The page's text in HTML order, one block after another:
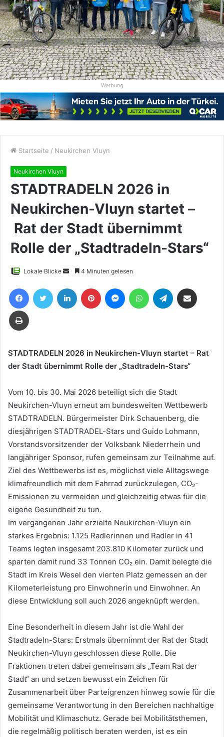
Werbung
Startseite / Neukirchen Vluyn
Neukirchen Vluyn
STADTRADELN 2026 in
Neukirchen-Vluyn startet –
Rat der Stadt übernimmt
Rolle der „Stadtradeln-Stars“
Lokale Blicke
Sende
eine
E-
4 Minuten gelesen
FacebookTwitter LinkedIn Pinterest MessengerWhatsAppTelegram
Drucken
STADTRADELN 2026 in Neukirchen-Vluyn startet – Rat
der Stadt übernimmt Rolle der „Stadtradeln-Stars“
Vom 10. bis 30. Mai 2026 beteiligt sich die Stadt
Neukirchen-Vluyn erneut am bundesweiten Wettbewerb
STADTRADELN. Bürgermeister Dirk Schauenberg, die
diesjährigen STADTRADEL-Stars und Guido Lohmann,
Vorstandsvorsitzender der Volksbank Niederrhein und
langjähriger Sponsor, rufen gemeinsam zur Teilnahme auf.
Ziel des Wettbewerbs ist es, möglichst viele Alltagswege
klimafreundlich mit dem Fahrrad zurückzulegen, CO₂-
Emissionen zu vermeiden und gleichzeitig etwas für die
eigene Gesundheit zu tun.
Im vergangenen Jahr erzielte Neukirchen-Vluyn ein
starkes Ergebnis: 1.125 Radlerinnen und Radler in 41
Teams legten insgesamt 203.810 Kilometer zurück und
sparten damit rund 33 Tonnen CO₂ ein. Damit belegte die
Stadt im Kreis Wesel den vierten Platz gemessen an der
Kilometerleistung pro Einwohnerin und Einwohner. An
diese Entwicklung soll auch 2026 angeknüpft werden.
Eine Besonderheit in diesem Jahr ist die Wahl der
Stadtradeln-Stars: Erstmals übernimmt der Rat der Stadt
Neukirchen-Vluyn geschlossen diese Rolle. Die
Fraktionen treten dabei gemeinsam als „Team Rat der
Stadt“ an und setzen bewusst ein Zeichen für
Zusammenarbeit über Parteigrenzen hinweg sowie für die
gemeinsame Verantwortung in den Bereichen nachhaltige
Mobilität und Klimaschutz. Gerade bei Mobilitätsthemen,
die regelmäßig politisch beraten werden, ist es ein